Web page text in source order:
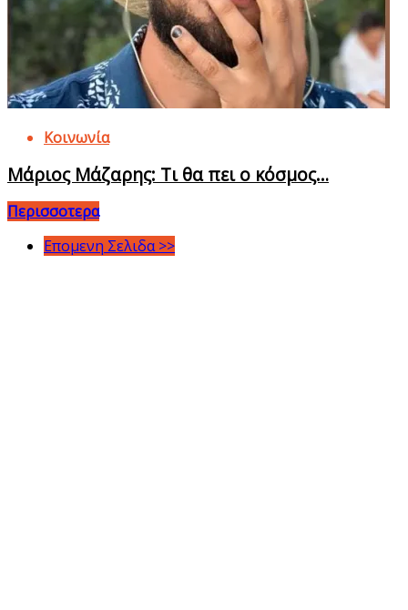
Κοινωνία
Μάριος Μάζαρης: Τι θα πει ο κόσμος…
Περισσοτερα
Επομενη Σελιδα >>